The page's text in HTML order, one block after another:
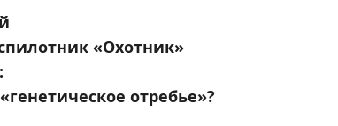
«Охотник»
отребье»?